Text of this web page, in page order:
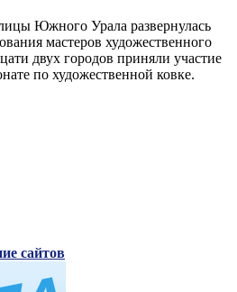
Южного Урала развернулась
мастеров художественного
двух городов приняли участие
по художественной ковке.